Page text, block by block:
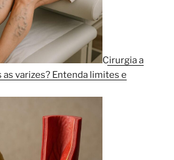
Cirurgia a
varizes? Entenda limites e